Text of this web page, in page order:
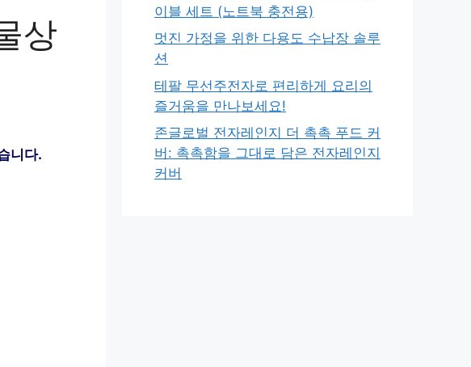
상
니다.
이블 세트 (노트북 충전용)
멋진 가정을 위한 다용도 수납장 솔루
션
테팔 무선주전자로 편리하게 요리의
즐거움을 만나보세요!
존글로벌 전자레인지 더 촉촉 푸드 커
버: 촉촉함을 그대로 담은 전자레인지
커버